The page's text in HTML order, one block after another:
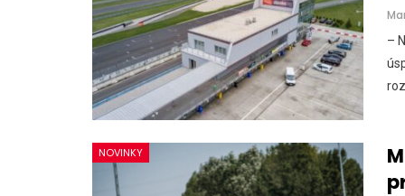
–
NOVINKY